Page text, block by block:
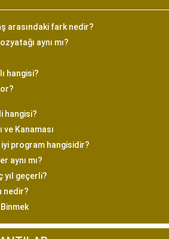
arasındaki fark nedir?
aynı mı?
hangisi?
hangisi?
ve Kanaması
iyi program hangisidir?
aynı mı?
yıl geçerli?
nedir?